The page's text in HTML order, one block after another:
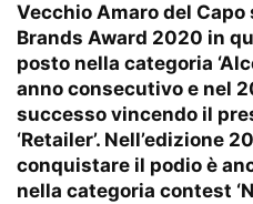
Vecchio Amaro del
Brands Award 2020 in
posto nella categoria
anno consecutivo e nel
successo vincendo il
‘Retailer’. Nell’edizione
conquistare il podio è
nella categoria contest